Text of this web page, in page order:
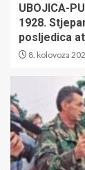
UBOJICA-
1928.
posljedica
8. kolovoza